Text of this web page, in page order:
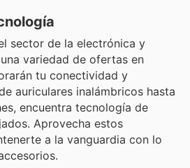
sector de la electrónica y
variedad de ofertas en
tu conectividad y
auriculares inalámbricos hasta
encuentra tecnología de
Aprovecha estos
a la vanguardia con lo